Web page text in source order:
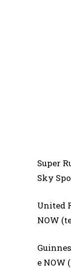
Super
Sky
United
NOW
e NOW